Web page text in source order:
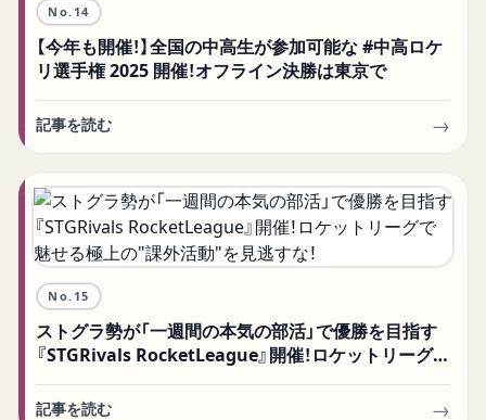
No. 14
【今年も開催！】全国の中高生が参加可能な #中高ロケ
リ選手権 2025 開催！オフライン決勝は東京で
記事を読む →
No. 15
ストグラ勢が「一週間の本気の部活」で優勝を目指す
『STGRivals RocketLeague』開催！ロケットリーグで
記事を読む →